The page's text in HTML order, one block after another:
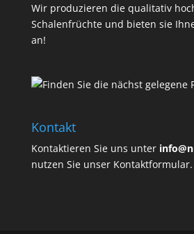
Wir produzieren die qualitativ
Schalenfrüchte und bieten sie
an!
Kontakt
Kontaktieren Sie uns unter
nutzen Sie unser Kontaktformular.